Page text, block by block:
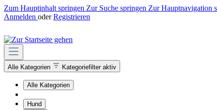
Zum Hauptinhalt springen Zur Suche springen Zur Hauptnavigation
Anmelden oder Registrieren
Alle Kategorien Kategoriefilter aktiv
Alle Kategorien
Hund